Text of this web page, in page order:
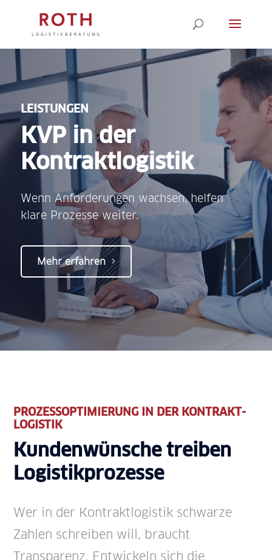
LEISTUNGEN
KVP in der
Kontrakt­logistik
Wenn Anforderungen wachsen, helfen
klare Prozesse weiter.
Mehr erfahren
PROZESS­OPTIMIERUNG IN DER KONTRAKT­
LOGISTIK
Kunden­wünsche treiben
Logistik­prozesse
Wer in der Kontrakt­logistik schwarze
Zahlen schreiben will, braucht
Transparenz. Entwickeln sich die